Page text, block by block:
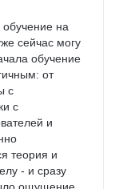
на
сейчас могу
обучение
от
с
с
и
теория и
- и сразу